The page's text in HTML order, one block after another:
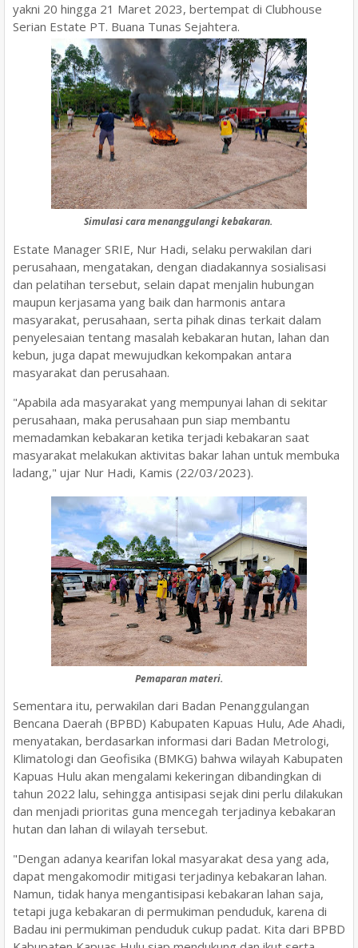
yakni 20 hingga 21 Maret 2023, bertempat di Clubhouse
Serian Estate PT. Buana Tunas Sejahtera.
Simulasi cara menanggulangi kebakaran.
Estate Manager SRIE, Nur Hadi, selaku perwakilan dari
perusahaan, mengatakan, dengan diadakannya sosialisasi
dan pelatihan tersebut, selain dapat menjalin hubungan
maupun kerjasama yang baik dan harmonis antara
masyarakat, perusahaan, serta pihak dinas terkait dalam
penyelesaian tentang masalah kebakaran hutan, lahan dan
kebun, juga dapat mewujudkan kekompakan antara
masyarakat dan perusahaan.
"Apabila ada masyarakat yang mempunyai lahan di sekitar
perusahaan, maka perusahaan pun siap membantu
memadamkan kebakaran ketika terjadi kebakaran saat
masyarakat melakukan aktivitas bakar lahan untuk membuka
ladang," ujar Nur Hadi, Kamis (22/03/2023).
Pemaparan materi.
Sementara itu, perwakilan dari Badan Penanggulangan
Bencana Daerah (BPBD) Kabupaten Kapuas Hulu, Ade Ahadi,
menyatakan, berdasarkan informasi dari Badan Metrologi,
Klimatologi dan Geofisika (BMKG) bahwa wilayah Kabupaten
Kapuas Hulu akan mengalami kekeringan dibandingkan di
tahun 2022 lalu, sehingga antisipasi sejak dini perlu dilakukan
dan menjadi prioritas guna mencegah terjadinya kebakaran
hutan dan lahan di wilayah tersebut.
"Dengan adanya kearifan lokal masyarakat desa yang ada,
dapat mengakomodir mitigasi terjadinya kebakaran lahan.
Namun, tidak hanya mengantisipasi kebakaran lahan saja,
tetapi juga kebakaran di permukiman penduduk, karena di
Badau ini permukiman penduduk cukup padat. Kita dari BPBD